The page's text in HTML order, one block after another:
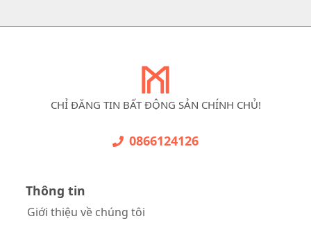
CHỈ ĐĂNG TIN BẤT ĐỘNG SẢN CHÍNH CHỦ!
0866124126
Thông tin
Giới thiệu về chúng tôi